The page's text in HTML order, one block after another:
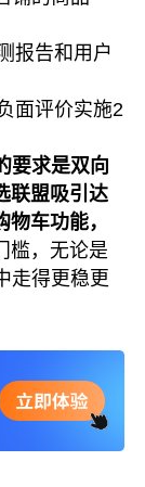
报告和用户
面评价实施2
要求是双向
联盟吸引达
车功能，
槛，无论是
走得更稳更